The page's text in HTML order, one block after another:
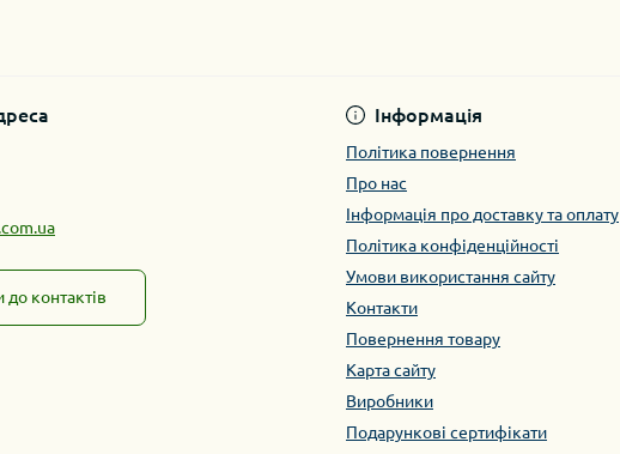
до контактів
Інформація
Політика повернення
Про нас
Інформація про доставку та оплату
Політика конфіденційності
Умови використання сайту
Контакти
Повернення товару
Карта сайту
Виробники
Подарункові сертифікати